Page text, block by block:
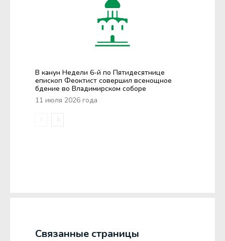
В канун Недели 6-й по Пятидесятнице
епископ Феоктист совершил всенощное
бдение во Владимирском соборе
11 июля 2026 года
Связанные страницы